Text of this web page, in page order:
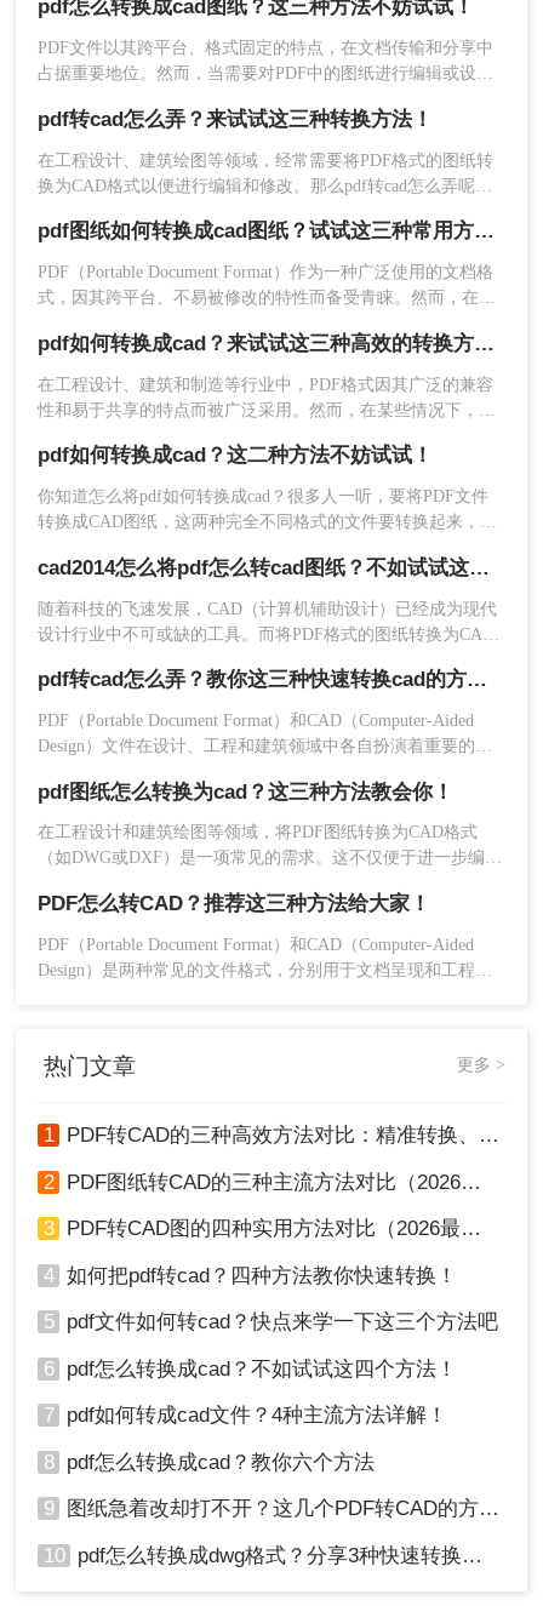
1、当有朋友需要批量转换一些文件时，在线转换就
不够用了，如果你的文件较多，需要快速转换，那
么还是得下载客户端，我们的客户端也不大才十几
m，不会占用太多内存，所以不用太担心这个问
2、客户端转换也很简单，选择“CAD转换”，然后再
点击“PDF转CAD”，然后我们可以看到界面上有个
添加文件夹，你只需要将文件批量上传上去，接下
来的操作就很简单了，就是转换，等待转换完成。
以上就是关于pdf怎么转cad的三种方法，你学会了
吗！赶快把文章分享给做CAD图纸设计的朋友吧，
的问题啦！
便进行精确的工程设计和分析。那么pdf怎么转cad呢？本文将
介绍三种简单的方法来实现PDF转CAD，并探讨相关注意事
项，帮助您顺利完成转换任务。
pdf怎么转换成cad图纸？这三种方法不妨试试！
PDF文件以其跨平台、格式固定的特点，在文档传输和分享中
占据重要地位。然而，当需要对PDF中的图纸进行编辑或设计
图纸呢？本文将为您介绍三种实用的pdf转cad图纸的方法，帮
助您轻松实现这一目标。
pdf转cad怎么弄？来试试这三种转换方法！
在工程设计、建筑绘图等领域，经常需要将PDF格式的图纸转
换为CAD格式以便进行编辑和修改。那么pdf转cad怎么弄呢？
pdf图纸如何转换成cad图纸？试试这三种常用方法！
PDF（Portable Document Format）作为一种广泛使用的文档格
式，因其跨平台、不易被修改的特性而备受青睐。然而，在工
性和精确性成为行业标准。因此，将PDF图纸转换成CAD图纸
成为许多设计师和工程师的常见需求。那么pdf图纸如何转换成
cad图纸呢？本文将介绍三种将PDF图纸转换成CAD图纸的方
法。
pdf如何转换成cad？来试试这三种高效的转换方法！
在工程设计、建筑和制造等行业中，PDF格式因其广泛的兼容
性和易于共享的特点而被广泛采用。然而，在某些情况下，用
格式，以便进行进一步的编辑或与特定的CAD软件兼容。那么
pdf如何转换成cad呢？本文将详细介绍三种将PDF转换为CAD
的方法。
pdf如何转换成cad？这二种方法不妨试试！
你知道怎么将pdf如何转换成cad？很多人一听，要将PDF文件
转换成CAD图纸，这两种完全不同格式的文件要转换起来，感
转cad软件，分分钟就能搞定，下面一起来看看吧。
cad2014怎么将pdf怎么转cad图纸？不如试试这两个方法！
随着科技的飞速发展，CAD（计算机辅助设计）已经成为现代
设计行业中不可或缺的工具。而将PDF格式的图纸转换为CAD
么将pdf怎么转cad图纸，让你的设计工作更加高效精准。 pdf转cad怎么弄？教你这三种快速转换cad的方法！
PDF（Portable Document Format）和CAD（Computer-Aided
Design）文件在设计、工程和建筑领域中各自扮演着重要的角
建筑项目的核心工具。有时，我们可能需要将PDF转换为CAD
格式，以便进行编辑、修改或进一步分析。那么pdf转cad怎么
弄呢？本文将介绍三种将PDF转换为CAD的方法，包括使用专
业的PDF转CAD软件、利用CAD软件的导入功能以及通过在线
转换工具实现转换。
pdf图纸怎么转换为cad？这三种方法教会你！
在工程设计和建筑绘图等领域，将PDF图纸转换为CAD格式
（如DWG或DXF）是一项常见的需求。这不仅便于进一步编辑
cad呢？本文将介绍三种有效的PDF转CAD的方法。
PDF怎么转CAD？推荐这三种方法给大家！
PDF（Portable Document Format）和CAD（Computer-Aided
Design）是两种常见的文件格式，分别用于文档呈现和工程设
具、桌面应用程序以及利用CAD软件的导入功能。
热门文章 更多 >
1 PDF转CAD的三种高效方法对比：精准转换、可编辑、保图层！
2 PDF图纸转CAD的三种主流方法对比（2026实用版）：选对工具效率翻倍！
3 PDF转CAD图的四种实用方法对比（2026最新版）：按需选择，效率至上！
4 如何把pdf转cad？四种方法教你快速转换！
5 pdf文件如何转cad？快点来学一下这三个方法吧
6 pdf怎么转换成cad？不如试试这四个方法！
7 pdf如何转成cad文件？4种主流方法详解！
8 pdf怎么转换成cad？教你六个方法
9 图纸急着改却打不开？这几个PDF转CAD的方法真管用！
10 pdf怎么转换成dwg格式？分享3种快速转换方法！